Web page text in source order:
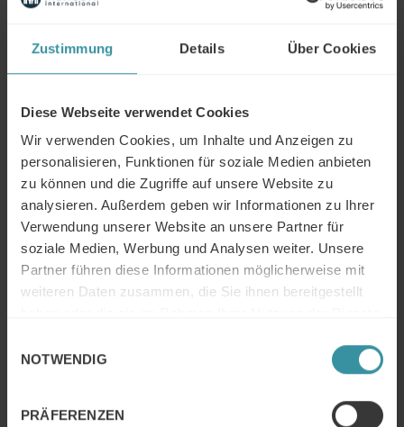
Zustimmung Details Über Cookies
Diese Webseite verwendet Cookies
Wir verwenden Cookies, um Inhalte und Anzeigen zu
personalisieren, Funktionen für soziale Medien anbieten
zu können und die Zugriffe auf unsere Website zu
analysieren. Außerdem geben wir Informationen zu Ihrer
Verwendung unserer Website an unsere Partner für
soziale Medien, Werbung und Analysen weiter. Unsere
Partner führen diese Informationen möglicherweise mit
weiteren Daten zusammen, die Sie ihnen bereitgestellt
NOTWENDIG
PRÄFERENZEN
Mercuri International Group named on
2026 Training Industry Top Training
Companies Lists: Sales Training and
Enablement
and Enablement sector of the learning and development
market, where Mercuri International is one of the selected